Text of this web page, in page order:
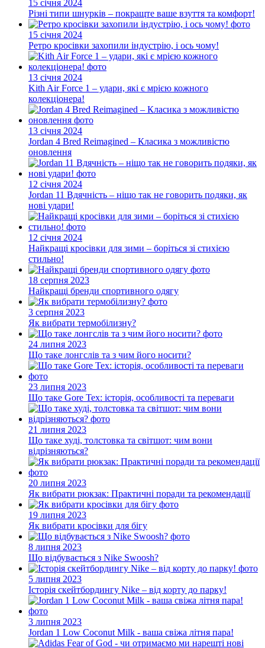
15 січня 2024
Різні типи шнурків – покращте ваше взуття та комфорт!
15 січня 2024
Ретро кросівки захопили індустрію, і ось чому!
13 січня 2024
Kith Air Force 1 – удари, які є мрією кожного
колекціонера!
13 січня 2024
Jordan 4 Bred Reimagined – Класика з можливістю
оновлення
12 січня 2024
Jordan 11 Вдячність – ніщо так не говорить подяки, як
нові удари!
12 січня 2024
Найкращі кросівки для зими – боріться зі стихією
стильно!
18 серпня 2023
Найкращі бренди спортивного одягу
3 серпня 2023
Як вибрати термобілизну?
24 липня 2023
Що таке лонгслів та з чим його носити?
23 липня 2023
Що таке Gore Tex: історія, особливості та переваги
21 липня 2023
Що таке худі, толстовка та світшот: чим вони
відрізняються?
20 липня 2023
Як вибрати рюкзак: Практичні поради та рекомендації
19 липня 2023
Як вибрати кросівки для бігу
8 липня 2023
Що відбувається з Nike Swoosh?
5 липня 2023
Історія скейтбордингу Nike – від корту до парку!
3 липня 2023
Jordan 1 Low Coconut Milk - ваша свіжа літня пара!